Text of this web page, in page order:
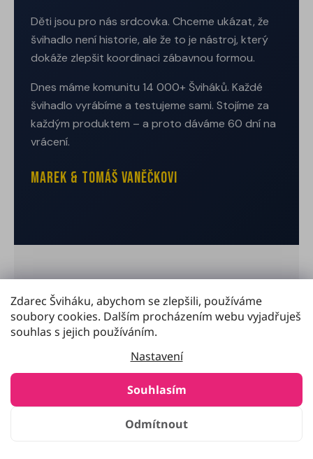
Zdarec Šviháku, abychom se zlepšili, používáme
soubory cookies. Dalším procházením webu vyjadřuješ
souhlas s jejich používáním.
Nastavení
Odmítnout
Souhlasím
Děti jsou pro nás srdcovka. Chceme ukázat, že
švihadlo není historie, ale že to je nástroj, který
dokáže zlepšit koordinaci zábavnou formou.
Dnes máme komunitu 14 000+ Šviháků. Každé
švihadlo vyrábíme a testujeme sami. Stojíme za
každým produktem – a proto dáváme 60 dní na
vrácení.
Marek & Tomáš Vaněčkovi
ČASTÉ OTÁZKY
Máš otázky?
Máme odpovědi.
Pro jaký věk je dětské švihadlo